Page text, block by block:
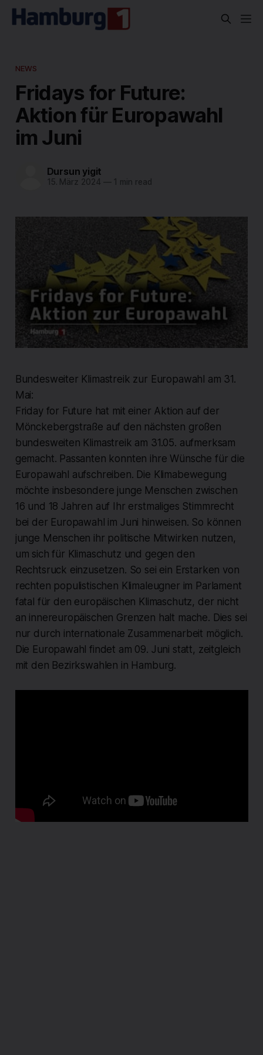
NEWS
Fridays for Future:
Aktion für Europawahl
im Juni
Dursun yigit
15. März 2024 —1 min read
Bundesweiter Klimastreik zur Europawahl am 31.
Mai:
Friday for Future hat mit einer Aktion auf der
Mönckebergstraße auf den nächsten großen
bundesweiten Klimastreik am 31.05. aufmerksam
gemacht. Passanten konnten ihre Wünsche für die
Europawahl aufschreiben. Die Klimabewegung
möchte insbesondere junge Menschen zwischen
16 und 18 Jahren auf Ihr erstmaliges Stimmrecht
bei der Europawahl im Juni hinweisen. So können
junge Menschen ihr politische Mitwirken nutzen,
um sich für Klimaschutz und gegen den
Rechtsruck einzusetzen. So sei ein Erstarken von
rechten populistischen Klimaleugner im Parlament
fatal für den europäischen Klimaschutz, der nicht
an innereuropäischen Grenzen halt mache. Dies sei
nur durch internationale Zusammenarbeit möglich.
Die Europawahl findet am 09. Juni statt, zeitgleich
mit den Bezirkswahlen in Hamburg.